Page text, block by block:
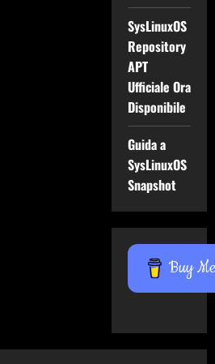
SysLinuxOS
Repository
APT
Ufficiale Ora
Disponibile
Guida a
SysLinuxOS
Snapshot
Buy